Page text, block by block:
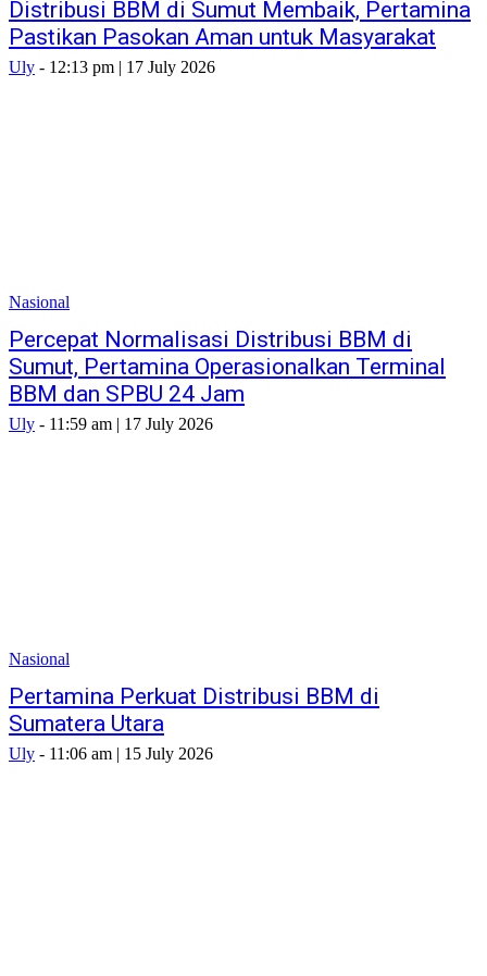
Distribusi BBM di Sumut Membaik, Pertamina
Pastikan Pasokan Aman untuk Masyarakat
Uly - 12:13 pm | 17 July 2026
Nasional
Percepat Normalisasi Distribusi BBM di
Sumut, Pertamina Operasionalkan Terminal
BBM dan SPBU 24 Jam
Uly - 11:59 am | 17 July 2026
Nasional
Pertamina Perkuat Distribusi BBM di
Sumatera Utara
Uly - 11:06 am | 15 July 2026